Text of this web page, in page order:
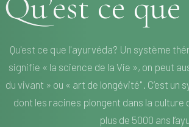
Qu'est ce que l'ayurvéda? Un système
signifie « la science de la Vie », on peut
du vivant » ou « art de longévité". C’est
dont les racines plongent dans la
plus de 5000 ans